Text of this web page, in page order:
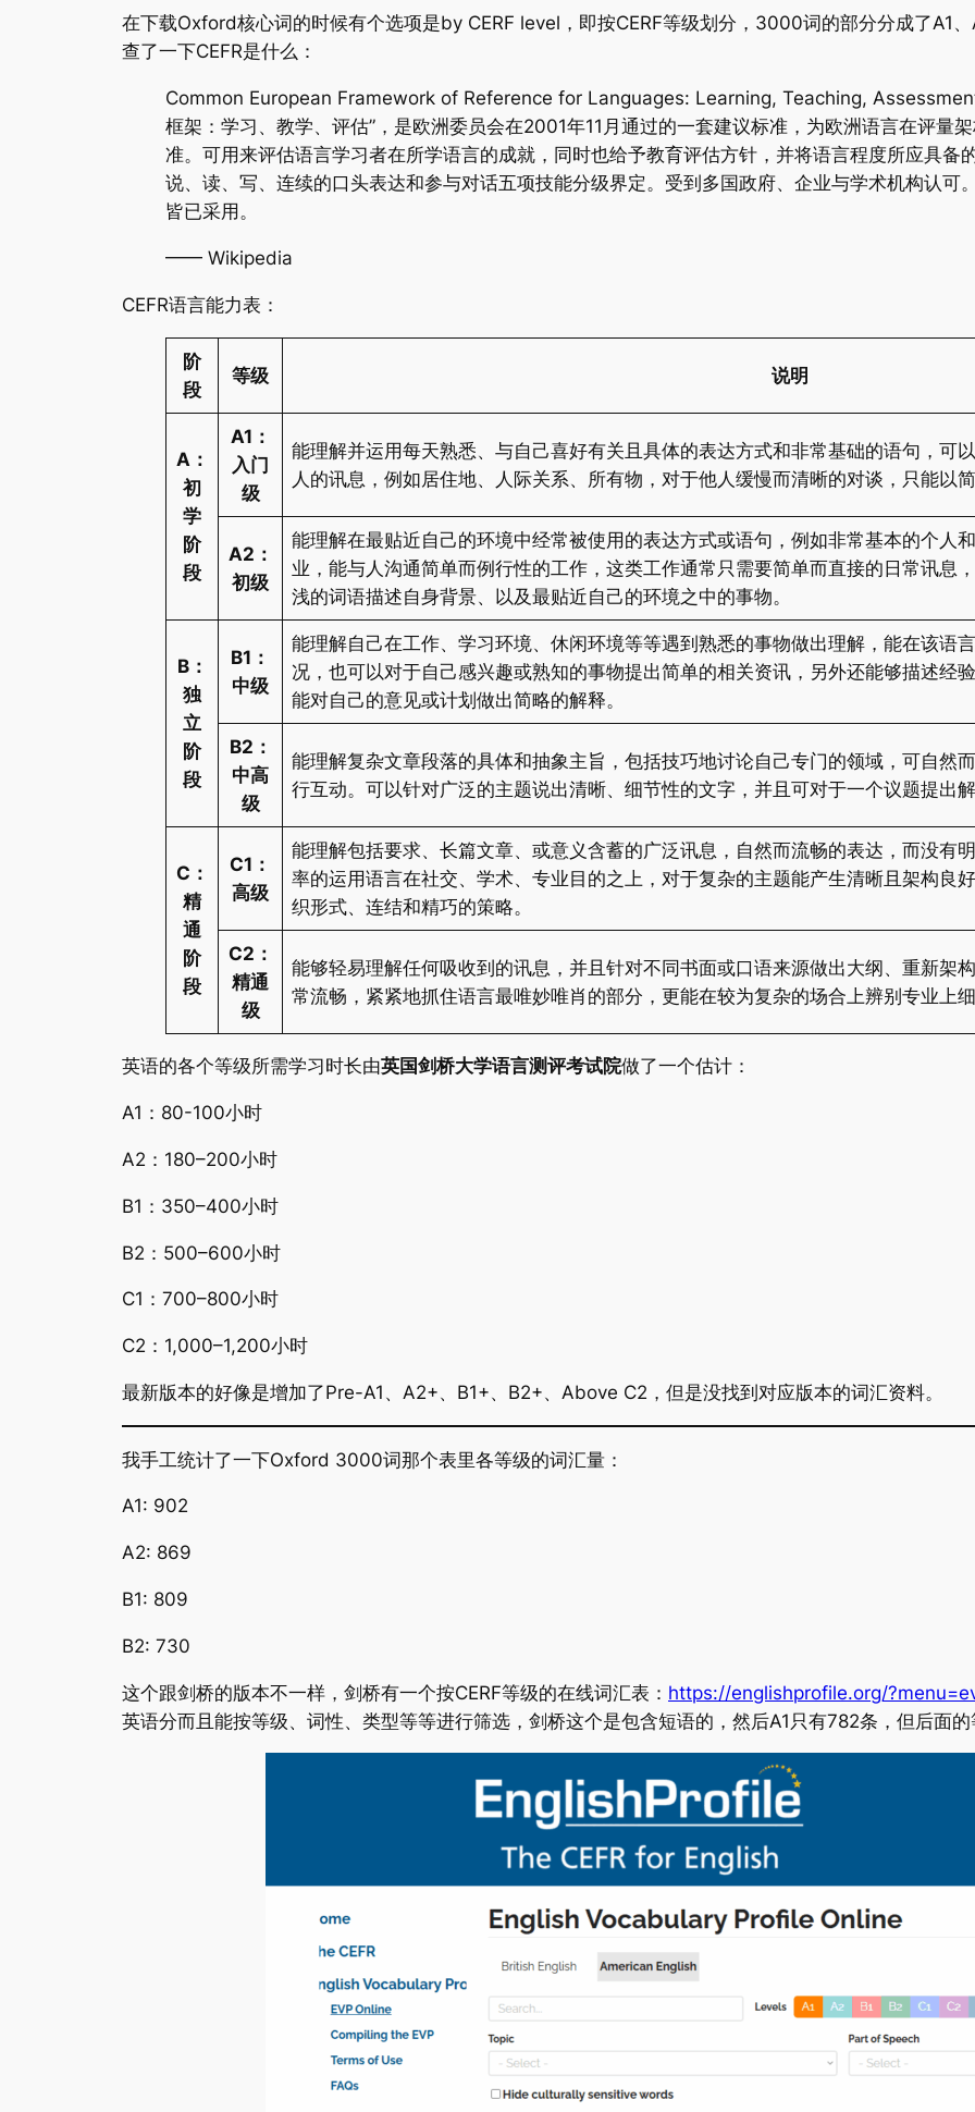
在下载Oxford核心词的时候有个选项是by CERF level，即按CERF等级划分，3000词的部分分成了A1
查了一下CEFR是什么：
Common European Framework of Reference for Languages: Learning, Teaching,
框架：学习、教学、评估”，是欧洲委员会在2001年11月通过的一套建议标准，为欧洲语言在评量
准。可用来评估语言学习者在所学语言的成就，同时也给予教育评估方针，并将语言程度所应具备
说、读、写、连续的口头表达和参与对话五项技能分级界定。受到多国政府、企业与学术机构认可
皆已采用。
—— Wikipedia
CEFR语言能力表：
阶
段
等级 说明
A：
初
学
阶
段
A1：
入门
级
能理解并运用每天熟悉、与自己喜好有关且具体的表达方式和非常基础的语句，可
人的讯息，例如居住地、人际关系、所有物，对于他人缓慢而清晰的对谈，只能以
A2：
初级
能理解在最贴近自己的环境中经常被使用的表达方式或语句，例如非常基本的个人
业，能与人沟通简单而例行性的工作，这类工作通常只需要简单而直接的日常讯息
浅的词语描述自身背景、以及最贴近自己的环境之中的事物。
B：
独
立
阶
段
B1：
中级
能理解自己在工作、学习环境、休闲环境等等遇到熟悉的事物做出理解，能在该语
况，也可以对于自己感兴趣或熟知的事物提出简单的相关资讯，另外还能够描述经
能对自己的意见或计划做出简略的解释。
B2：
中高
级
能理解复杂文章段落的具体和抽象主旨，包括技巧地讨论自己专门的领域，可自然
行互动。可以针对广泛的主题说出清晰、细节性的文字，并且可对于一个议题提出
C：
精
通
阶
段
C1：
高级
能理解包括要求、长篇文章、或意义含蓄的广泛讯息，自然而流畅的表达，而没有
率的运用语言在社交、学术、专业目的之上，对于复杂的主题能产生清晰且架构良
织形式、连结和精巧的策略。
C2：
精通
级
能够轻易理解任何吸收到的讯息，并且针对不同书面或口语来源做出大纲、重新架
常流畅，紧紧地抓住语言最唯妙唯肖的部分，更能在较为复杂的场合上辨别专业上细
英语的各个等级所需学习时长由英国剑桥大学语言测评考试院做了一个估计：
A1：80-100小时
A2：180–200小时
B1：350–400小时
B2：500–600小时
C1：700–800小时
C2：1,000–1,200小时
最新版本的好像是增加了Pre-A1、A2+、B1+、B2+、Above C2，但是没找到对应版本的词汇资料。
我手工统计了一下Oxford 3000词那个表里各等级的词汇量：
A1: 902
A2: 869
B1: 809
B2: 730
这个跟剑桥的版本不一样，剑桥有一个按CERF等级的在线词汇表： https://englishprofile.org/
英语分而且能按等级、词性、类型等等进行筛选，剑桥这个是包含短语的，然后A1只有782条，但后面的